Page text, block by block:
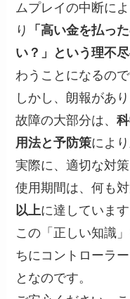
ムプレイの中断に
り
「高い金を払っ
い？」という理不
わうことになるので
しかし、朗報があ
故障の大部分は、
用法と予防策によ
実際に、適切な対
使用期間は、何も
以上に達していま
この「正しい知識
ちにコントローラ
となのです。